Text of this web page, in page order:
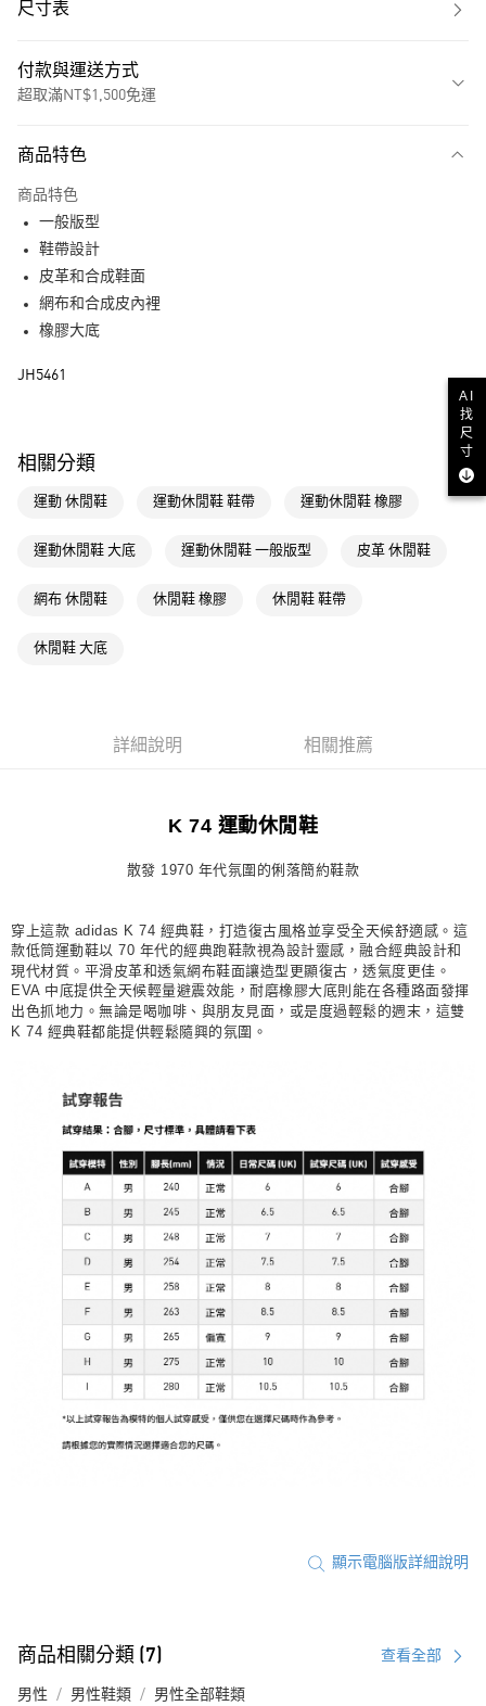
尺寸表
付款與運送方式
超取滿NT$1,500免運
LINE Pay
全家取貨付款
付款後全家取貨
每筆NT$80，滿NT$1,500(含以上)免運費
付款後萊爾富取貨
7-11取貨付款
每筆NT$80，滿NT$1,500(含以上)免運費
每筆NT$80，滿NT$1,500(含以上)免運費
商品特色
商品特色
一般版型
鞋帶設計
皮革和合成鞋面
網布和合成皮內裡
橡膠大底
JH5461
相關分類
運動 休閒鞋 運動休閒鞋 鞋帶 運動休閒鞋 橡膠
運動休閒鞋 大底 運動休閒鞋 一般版型 皮革 休閒鞋
網布 休閒鞋 休閒鞋 橡膠 休閒鞋 鞋帶
休閒鞋 大底
詳細說明 相關推薦
K 74 運動休閒鞋
散發 1970 年代氛圍的俐落簡約鞋款
穿上這款 adidas K 74 經典鞋，打造復古風格並享受全天候舒適感。這
款低筒運動鞋以 70 年代的經典跑鞋款視為設計靈感，融合經典設計和
現代材質。平滑皮革和透氣網布鞋面讓造型更顯復古，透氣度更佳。
EVA 中底提供全天候輕量避震效能，耐磨橡膠大底則能在各種路面發揮
出色抓地力。無論是喝咖啡、與朋友見面，或是度過輕鬆的週末，這雙
K 74 經典鞋都能提供輕鬆隨興的氛圍。
顯示電腦版詳細說明
商品相關分類 (7) 查看全部
男性 男性鞋類 男性全部鞋類
AI
找
尺
寸